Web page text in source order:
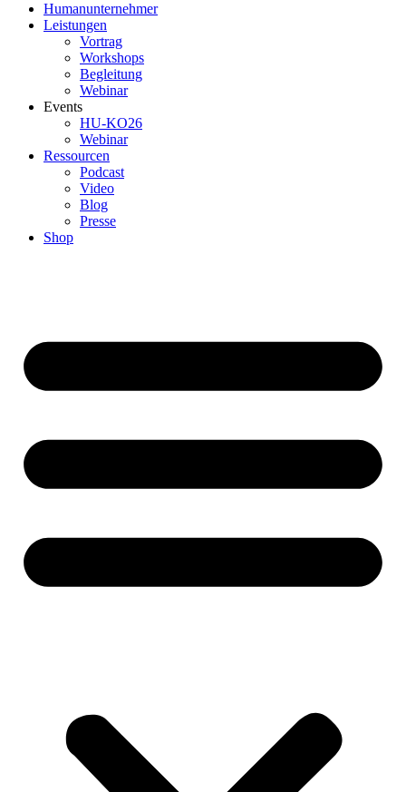
Humanunternehmer
Leistungen
Vortrag
Workshops
Begleitung
Webinar
Events
HU-KO26
Webinar
Ressourcen
Podcast
Video
Blog
Presse
Shop